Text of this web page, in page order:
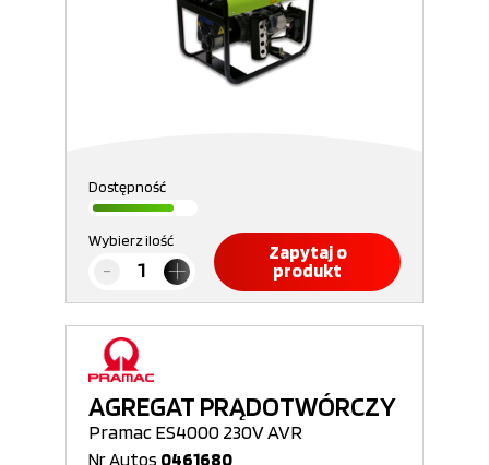
Dostępność
Wybierz ilość
Zapytaj o
produkt
AGREGAT PRĄDOTWÓRCZY
Pramac ES4000 230V AVR
Nr Autos 0461680